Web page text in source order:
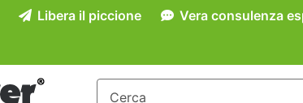
Libera il piccione Vera consulenza